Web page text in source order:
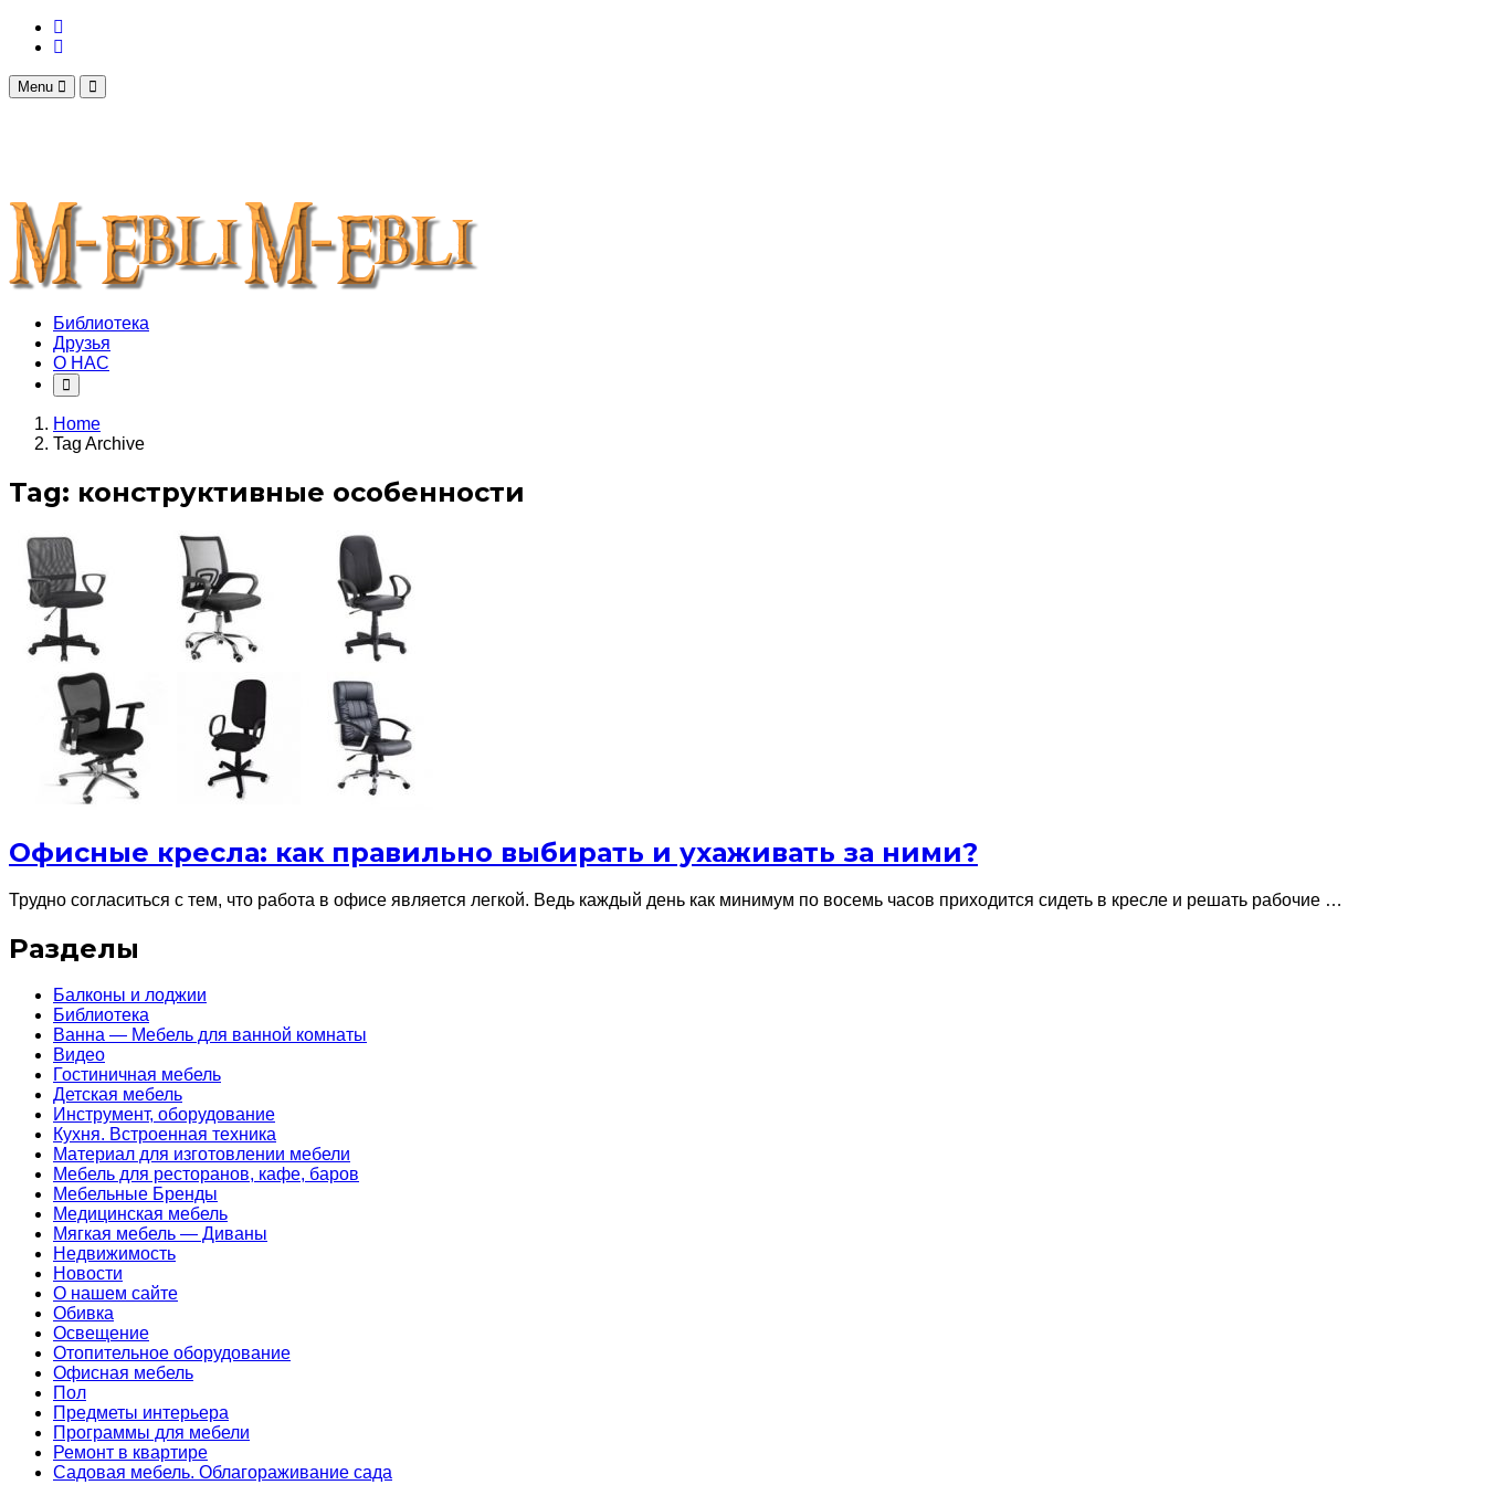
Menu
Библиотека
Друзья
О НАС
Home
Tag Archive
Tag: конструктивные особенности
Офисные кресла: как правильно выбирать и ухаживать за ними?
Трудно согласиться с тем, что работа в офисе является легкой. Ведь каждый день как минимум по восемь часов приходится сидеть в кресле и решать рабочие …
Разделы
Балконы и лоджии
Библиотека
Ванна — Мебель для ванной комнаты
Видео
Гостиничная мебель
Детская мебель
Инструмент, оборудование
Кухня. Встроенная техника
Материал для изготовлении мебели
Мебель для ресторанов, кафе, баров
Мебельные Бренды
Медицинская мебель
Мягкая мебель — Диваны
Недвижимость
Новости
О нашем сайте
Обивка
Освещение
Отопительное оборудование
Офисная мебель
Пол
Предметы интерьера
Программы для мебели
Ремонт в квартире
Садовая мебель. Облагораживание сада